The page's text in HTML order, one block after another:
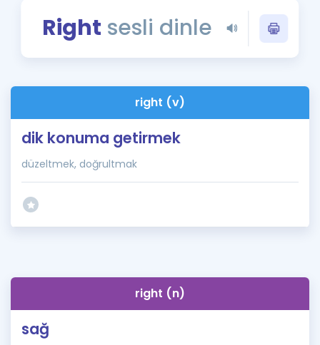
Rehberlik Aracı
Blog
İngilizce Gramer
Right sesli dinle
right (v)
dik konuma getirmek
düzeltmek, doğrultmak
right (n)
sağ